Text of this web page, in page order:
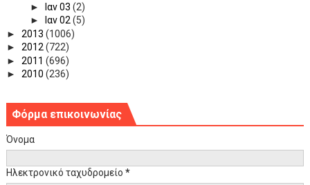
► Ιαν 03 (2)
►
Ιαν 02 (5)
► 2013 (1006)
► 2012 (722)
► 2011 (696)
► 2010 (236)
Φόρμα επικοινωνίας
Όνομα
Ηλεκτρονικό ταχυδρομείο *